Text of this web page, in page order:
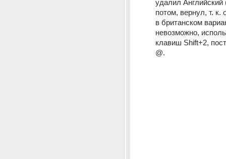
удалил
потом, вернул, т. к.
в британском
невозможно,
клавиш Shift+2,
@.